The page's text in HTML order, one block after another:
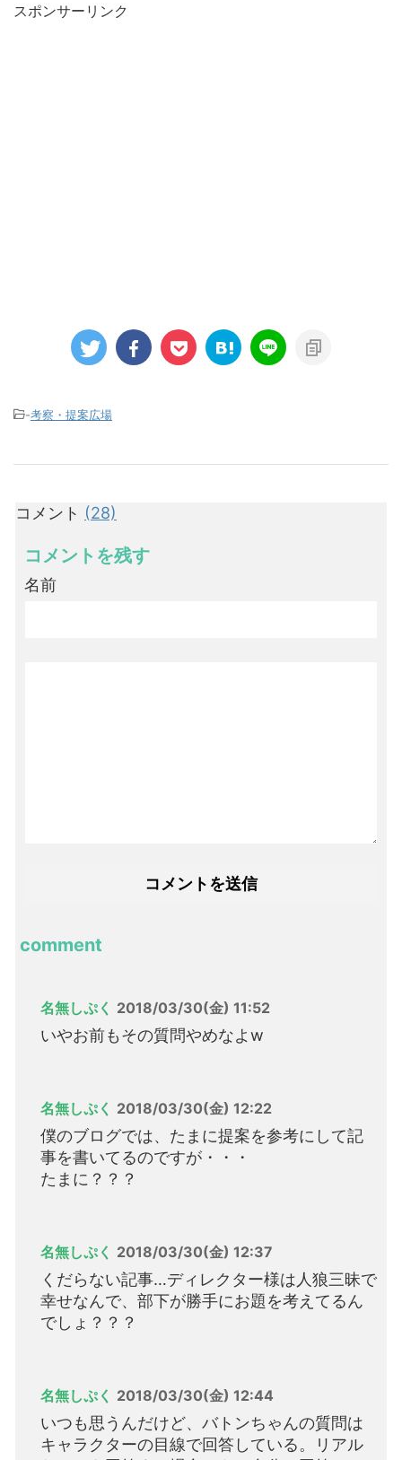
スポンサーリンク
-考察・提案広場
コメント (28)
コメントを残す
名前
comment
名無しぷく 2018/03/30(金) 11:52
いやお前もその質問やめなよw
名無しぷく 2018/03/30(金) 12:22
僕のブログでは、たまに提案を参考にして記
事を書いてるのですが・・・
たまに？？？
名無しぷく 2018/03/30(金) 12:37
くだらない記事…ディレクター様は人狼三昧で
幸せなんで、部下が勝手にお題を考えてるん
でしょ？？？
名無しぷく 2018/03/30(金) 12:44
いつも思うんだけど、バトンちゃんの質問は
キャラクターの目線で回答している。リアル